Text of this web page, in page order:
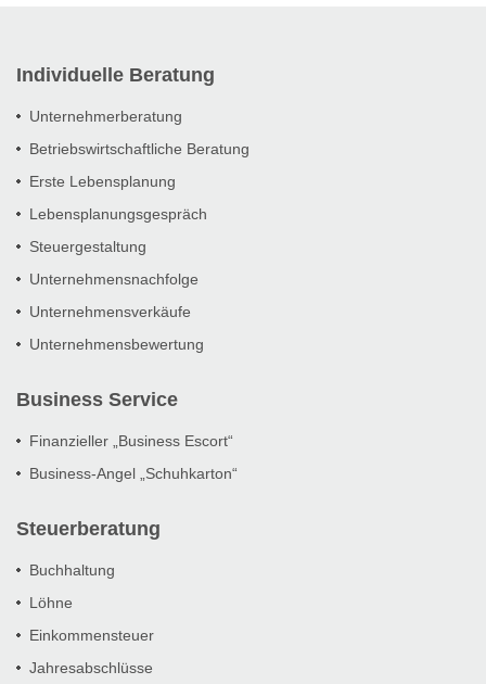
Individuelle Beratung
Unternehmerberatung
Betriebswirtschaftliche Beratung
Erste Lebensplanung
Lebensplanungsgespräch
Steuergestaltung
Unternehmensnachfolge
Unternehmensverkäufe
Unternehmensbewertung
Business Service
Finanzieller „Business Escort“
Business-Angel „Schuhkarton“
Steuerberatung
Buchhaltung
Löhne
Einkommensteuer
Jahresabschlüsse